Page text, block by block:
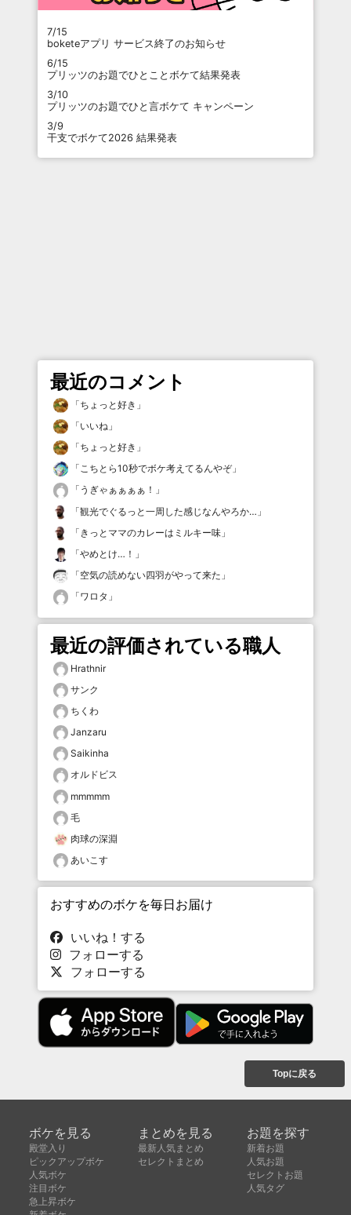
7/15
boketeアプリ サービス終了のお知らせ
6/15
プリッツのお題でひとことボケて結果発表
3/10
プリッツのお題でひと言ボケて キャンペーン
3/9
干支でボケて2026 結果発表
最近のコメント
「ちょっと好き 」
「いいね 」
「ちょっと好き 」
「こちとら10秒でボケ考えてるんやぞ」
「 うぎゃぁぁぁぁ！ 」
「観光でぐるっと一周した感じなんやろか… 」
「 きっとママのカレーはミルキー味 」
「やめとけ…！ 」
「空気の読めない四羽がやって来た 」
「ワロタ 」
最近の評価されている職人
Hrathnir
サンク
ちくわ
Janzaru
Saikinha
オルドビス
mmmmm
毛
肉球の深淵
あいこす
おすすめのボケを毎日お届け
いいね！する
フォローする
フォローする
Topに戻る
ボケを見る
殿堂入り
ピックアップボケ
人気ボケ
注目ボケ
急上昇ボケ
まとめを見る
最新人気まとめ
セレクトまとめ
お題を探す
新着お題
人気お題
セレクトお題
人気タグ